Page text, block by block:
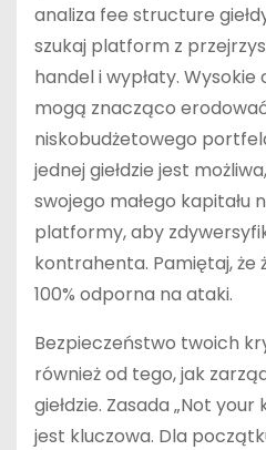
analiza fee structure
szukaj platform z
handel i wypłaty.
mogą znacząco
niskobudżetowego
jednej giełdzie jest
swojego małego kapitału
platformy, aby
kontrahenta. Pamiętaj, że
100% odporna na ataki.
Bezpieczeństwo twoich
również od tego, jak
giełdzie. Zasada „Not
jest kluczowa. Dla